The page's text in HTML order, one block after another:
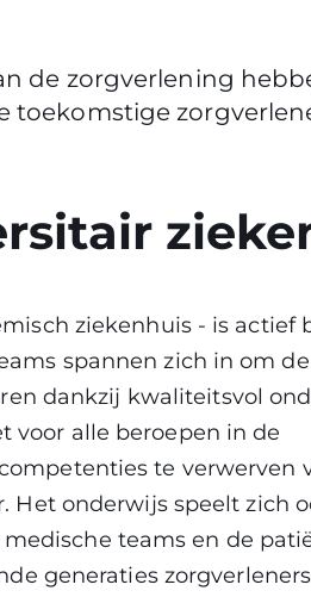
de zorgverlening
toekomstige
ziekenhuis - is actief
spannen zich in om
dankzij kwaliteitsvol
voor alle beroepen in de
te verwerven
Het onderwijs speelt zich
teams en de
generaties